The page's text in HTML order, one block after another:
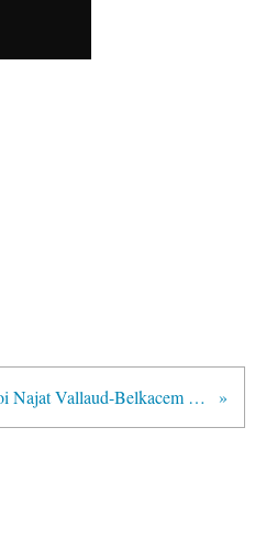
"Collège : pourquoi Najat Vallaud-Belkacem ne va pas reformer en profondeur" (blogs.lexpress.fr/le-mammouthologue)